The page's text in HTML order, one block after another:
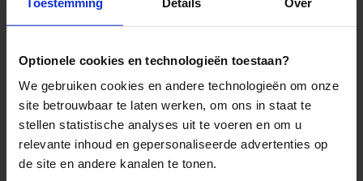
Optionele cookies en technologieën toestaan?
We gebruiken cookies en andere technologieën om onze
site betrouwbaar te laten werken, om ons in staat te
stellen statistische analyses uit te voeren en om u
relevante inhoud en gepersonaliseerde advertenties op
de site en andere kanalen te tonen.